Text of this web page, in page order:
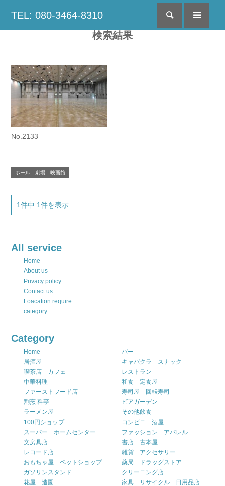
TEL: 080-3464-8310 検索
検索結果
No.2133
ホール 劇場 映画館
1件中 1件を表示
All service
Home
About us
Privacy policy
Contact us
Loacation require
category
Category
Home
バー
居酒屋
キャバクラ スナック
喫茶店 カフェ
レストラン
中華料理
和食 定食屋
ファーストフード店
寿司屋 回転寿司
割烹 料亭
ビアガーデン
ラーメン屋
その他飲食
100円ショップ
コンビニ 酒屋
スーパー ホームセンター
ファッション アパレル
文房具店
書店 古本屋
レコード店
雑貨 アクセサリー
おもちゃ屋 ペットショップ
薬局 ドラッグストア
ガソリンスタンド
クリーニング店
花屋 造園
家具 リサイクル 日用品店